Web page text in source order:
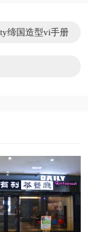
缔国造型vi手册